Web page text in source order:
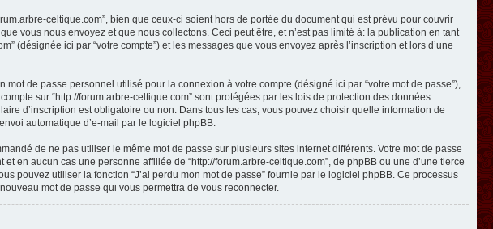
celtique.com”, bien que ceux-ci soient hors de portée du document qui est prévu pour couvrir
vous nous envoyez et que nous collectons. Ceci peut être, et n’est pas limité à: la publication en tant
(désignée ici par “votre compte”) et les messages que vous envoyez après l’inscription et lors d’une
de passe personnel utilisé pour la connexion à votre compte (désigné ici par “votre mot de passe”),
sur “http://forum.arbre-celtique.com” sont protégées par les lois de protection des données
d’inscription est obligatoire ou non. Dans tous les cas, vous pouvez choisir quelle information de
automatique d’e-mail par le logiciel phpBB.
de ne pas utiliser le même mot de passe sur plusieurs sites internet différents. Votre mot de passe
en aucun cas une personne affiliée de “http://forum.arbre-celtique.com”, de phpBB ou une d’une tierce
pouvez utiliser la fonction “J’ai perdu mon mot de passe” fournie par le logiciel phpBB. Ce processus
mot de passe qui vous permettra de vous reconnecter.